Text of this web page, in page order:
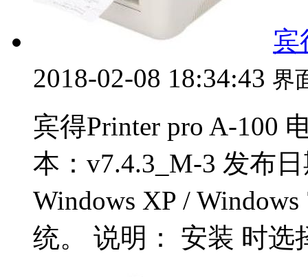
宾
2018-02-08 18:34:43 界
宾得Printer pro A-100
本：v7.4.3_M-3 发布
Windows XP /
统。 说明： 安装 时选